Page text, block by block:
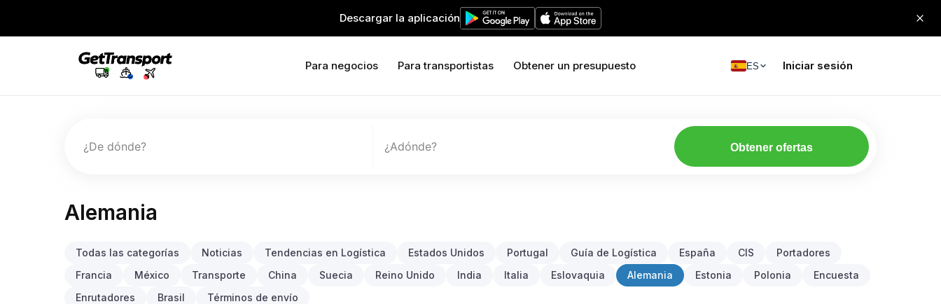
Descargar la aplicación
Para negocios Para transportistas Obtener un presupuesto ES Iniciar sesión
¿De dónde? ¿Adónde? Obtener ofertas
Alemania
Todas las categorías Noticias Tendencias en Logística Estados Unidos Portugal Guía de Logística España CIS
Portadores
Francia
México Transporte China Suecia Reino Unido India Italia Eslovaquia Alemania Estonia Polonia
Encuesta
Enrutadores
Brasil Términos de envío